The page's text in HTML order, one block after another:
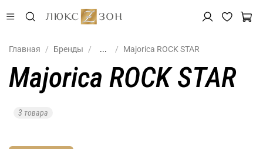
Главная Бренды ... Majorica ROCK STAR
Majorica ROCK STAR
3 товара